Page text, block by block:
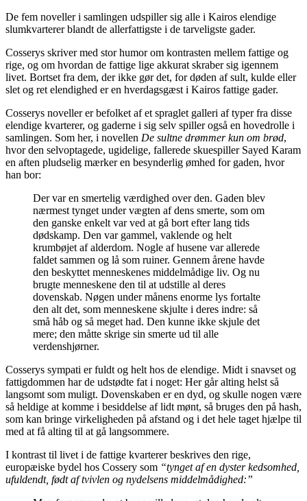
De fem noveller i samlingen udspiller sig alle i Kairos elendige
slumkvarterer blandt de allerfattigste i de tarveligste gader.
Cosserys skriver med stor humor om kontrasten mellem fattige og
rige, og om hvordan de fattige lige akkurat skraber sig igennem
livet. Bortset fra dem, der ikke gør det, for døden af sult, kulde eller
slet og ret elendighed er en hverdagsgæst i Kairos fattige gader.
Cosserys noveller er befolket af et spraglet galleri af typer fra disse
elendige kvarterer, og gaderne i sig selv spiller også en hovedrolle i
samlingen. Som her, i novellen De sultne drømmer kun om brød,
hvor den selvoptagede, ugidelige, fallerede skuespiller Sayed Karam
en aften pludselig mærker en besynderlig ømhed for gaden, hvor
han bor:
Der var en smertelig værdighed over den. Gaden blev
nærmest tynget under vægten af dens smerte, som om
den ganske enkelt var ved at gå bort efter lang tids
dødskamp. Den var gammel, vaklende og helt
krumbøjet af alderdom. Nogle af husene var allerede
faldet sammen og lå som ruiner. Gennem årene havde
den beskyttet menneskenes middelmådige liv. Og nu
brugte menneskene den til at udstille al deres
dovenskab. Nøgen under månens enorme lys fortalte
den alt det, som menneskene skjulte i deres indre: så
små håb og så meget had. Den kunne ikke skjule det
mere; den måtte skrige sin smerte ud til alle
verdenshjørner.
Cosserys sympati er fuldt og helt hos de elendige. Midt i snavset og
fattigdommen har de udstødte fat i noget: Her går alting helst så
langsomt som muligt. Dovenskaben er en dyd, og skulle nogen være
så heldige at komme i besiddelse af lidt mønt, så bruges den på hash,
som kan bringe virkeligheden på afstand og i det hele taget hjælpe til
med at få alting til at gå langsommere.
I kontrast til livet i de fattige kvarterer beskrives den rige,
europæiske bydel hos Cossery som “tynget af en dyster kedsomhed,
ufuldendt, født af tvivlen og nydelsens middelmådighed:”